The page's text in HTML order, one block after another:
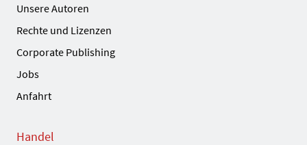
Unsere Autoren
Rechte und Lizenzen
Corporate Publishing
Jobs
Anfahrt
Handel